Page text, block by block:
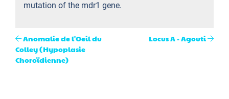
mutation of the mdr1 gene.
Anomalie de l'Oeil du
Colley (Hypoplasie
Choroïdienne)
Locus A - Agouti